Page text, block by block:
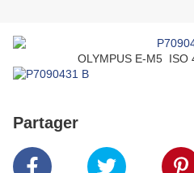
OLYMPUS E-M5
Partager